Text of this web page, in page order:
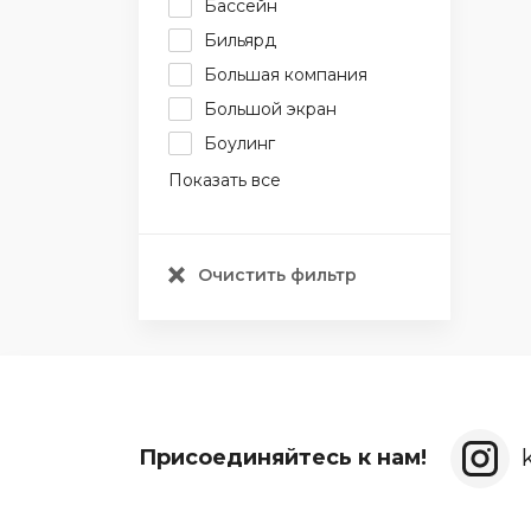
Бассейн
Бильярд
Большая компания
Большой экран
Боулинг
Показать все
Очистить фильтр
Присоединяйтесь к нам!